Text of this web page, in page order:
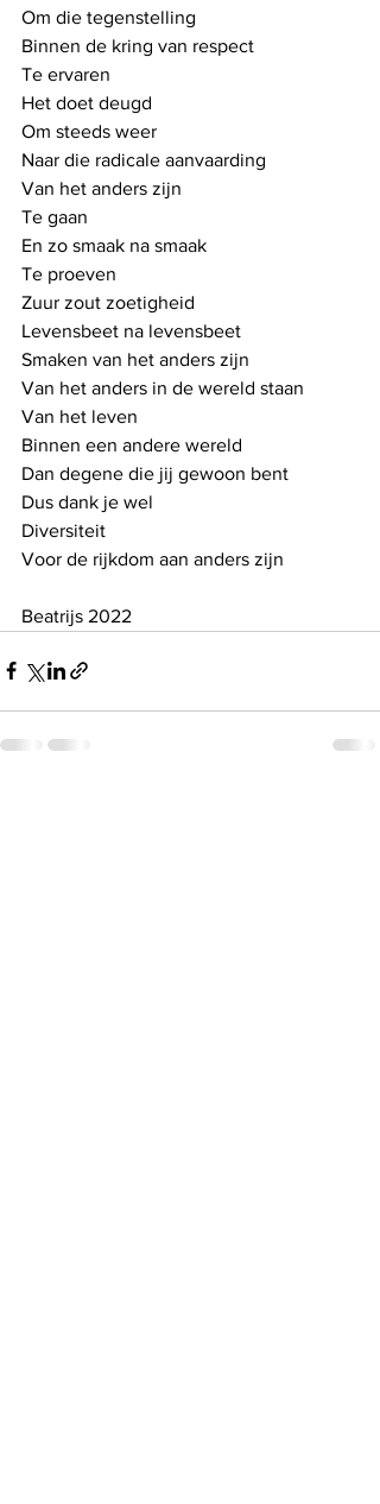
Om die tegenstelling
Binnen de kring van respect
Te ervaren
Het doet deugd
Om steeds weer
Naar die radicale aanvaarding
Van het anders zijn
Te gaan
En zo smaak na smaak
Te proeven
Zuur zout zoetigheid
Levensbeet na levensbeet
Smaken van het anders zijn
Van het anders in de wereld staan
Van het leven
Binnen een andere wereld
Dan degene die jij gewoon bent
Dus dank je wel
Diversiteit
Voor de rijkdom aan anders zijn
Beatrijs 2022